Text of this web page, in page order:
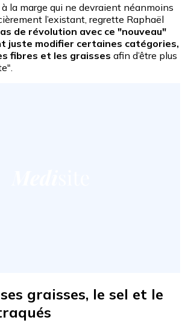
la marge qui ne devraient néanmoins
l’existant, regrette Raphaël
de révolution avec ce "nouveau"
juste modifier certaines catégories,
fibres et les graisses afin d’être plus
graisses, le sel et le